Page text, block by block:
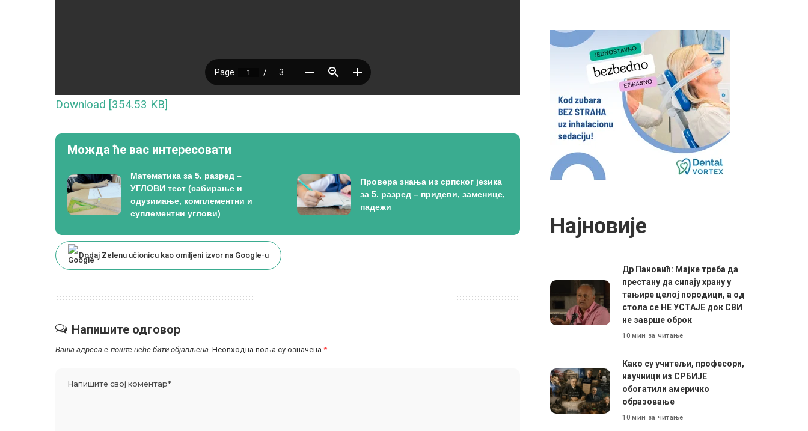
Download [354.53 KB]
Можда ће вас интересовати
Математика за 5. разред –
УГЛОВИ тест (сабирање и
одузимање, комплементни и
суплементни углови)
Провера знања из српског језика
за 5. разред – придеви, заменице,
падежи
Dodaj Zelenu učionicu kao omiljeni izvor na Google-u
Напишите одговор
Ваша адреса е-поште неће бити објављена. Неопходна поља су означена *
Најновије
Др Пановић: Мајке треба да
престану да сипају храну у
тањире целој породици, а од
стола се НЕ УСТАЈЕ док СВИ
не заврше оброк
10 мин за читање
Како су учитељи, професори,
научници из СРБИЈЕ
обогатили америчко
образовање
10 мин за читање